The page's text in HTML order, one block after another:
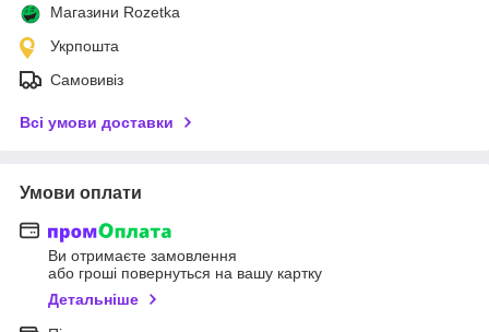
Магазини Rozetka
Укрпошта
Самовивіз
Всі умови доставки
Умови оплати
Ви отримаєте замовлення
або гроші повернуться на вашу картку
Детальніше